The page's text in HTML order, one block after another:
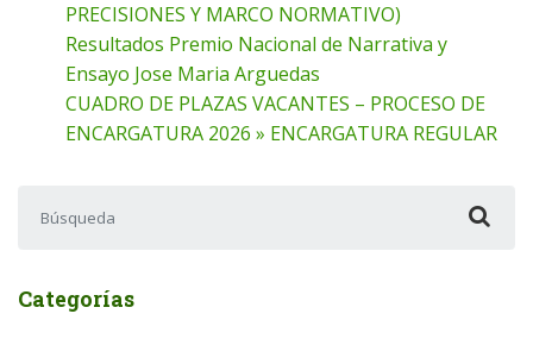
PRECISIONES Y MARCO NORMATIVO)
Resultados Premio Nacional de Narrativa y
Ensayo Jose Maria Arguedas
CUADRO DE PLAZAS VACANTES – PROCESO DE
ENCARGATURA 2026 » ENCARGATURA REGULAR
Categorías